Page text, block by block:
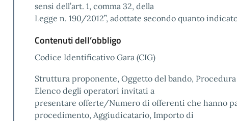
sensi dell’art. 1, comma 32, della
Legge n. 190/2012”, adottate secondo quanto
Contenuti dell’obbligo
Codice Identificativo Gara (CIG)
Struttura proponente, Oggetto del bando,
Elenco degli operatori invitati a
presentare offerte/Numero di offerenti che hanno
procedimento, Aggiudicatario, Importo di